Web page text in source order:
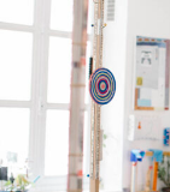
MAGAZINE
ESPACES DE